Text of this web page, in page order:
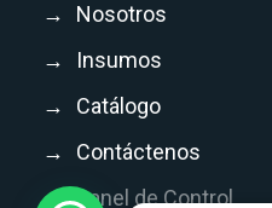
→
Nosotros
→
Insumos
→
Catálogo
→
Contáctenos
→ Panel de Control